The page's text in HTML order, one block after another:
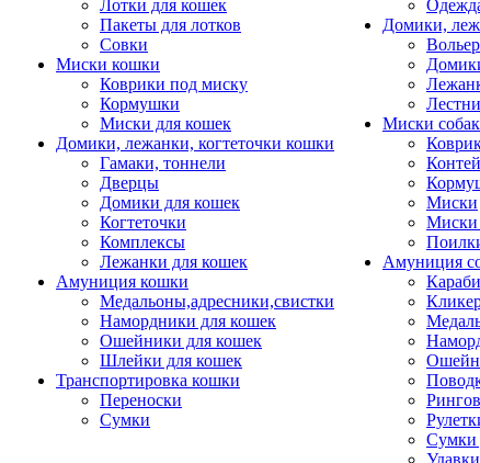
Лотки для кошек
Пакеты для лотков
Совки
Миски кошки
Коврики под миску
Кормушки
Миски для кошек
Домики, лежанки, когтеточки кошки
Гамаки, тоннели
Дверцы
Домики для кошек
Когтеточки
Комплексы
Лежанки для кошек
Амуниция кошки
Медальоны,адресники,свистки
Намордники для кошек
Ошейники для кошек
Шлейки для кошек
Транспортировка кошки
Переноски
Сумки
Домики,
Миски
Миски
Миски
Амуниция
Сумки
Удавки